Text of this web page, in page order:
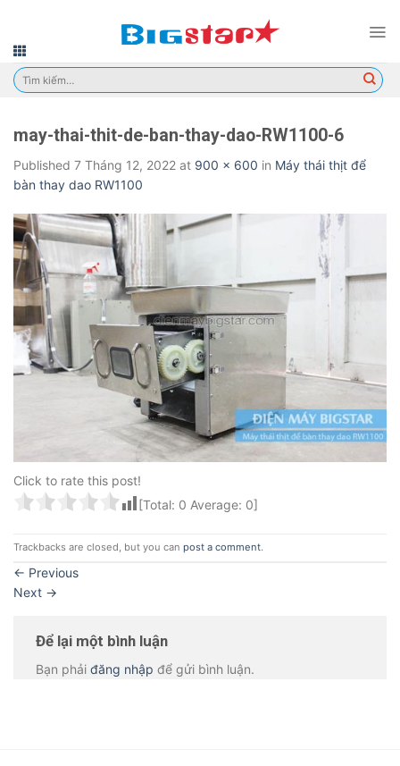
content
Tìm
kiếm:
may-thai-thit-de-ban-thay-dao-RW1100-6
Published 7 Tháng 12, 2022 at 900 × 600 in Máy thái thịt để
bàn thay dao RW1100
Click to rate this post!
[Total: 0 Average: 0]
Trackbacks are closed, but you can post a comment.
← Previous
Next →
Để lại một bình luận
Bạn phải đăng nhập để gửi bình luận.